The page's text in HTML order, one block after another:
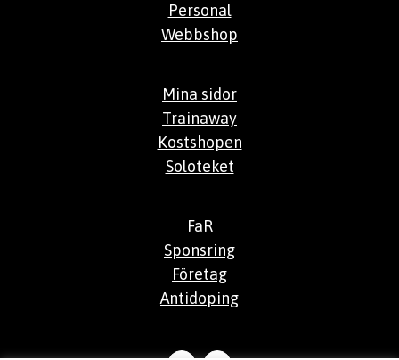
Personal
Webbshop
Mina sidor
Trainaway
Kostshopen
Soloteket
FaR
Sponsring
Företag
Antidoping